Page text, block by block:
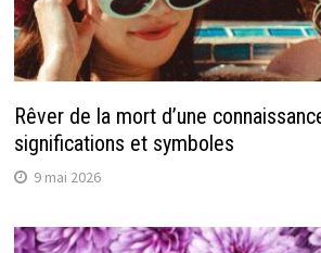
Rêver de la mort d’une
significations et symboles
9 mai 2026